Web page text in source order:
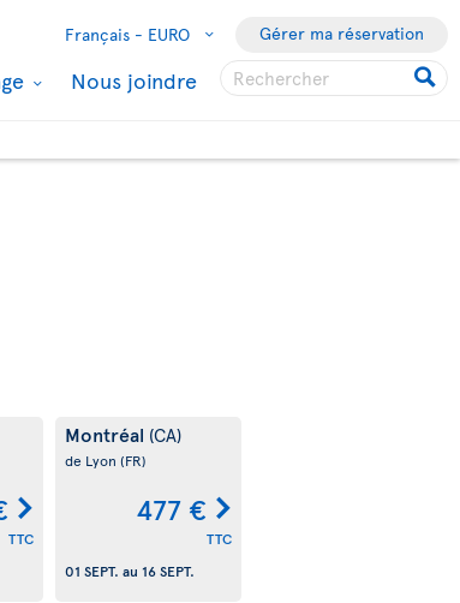
Français - EURO Gérer ma réservation
Nous joindre
TTC
Montréal (CA)
de Lyon (FR)
477 €
TTC
01 SEPT. au 16 SEPT.